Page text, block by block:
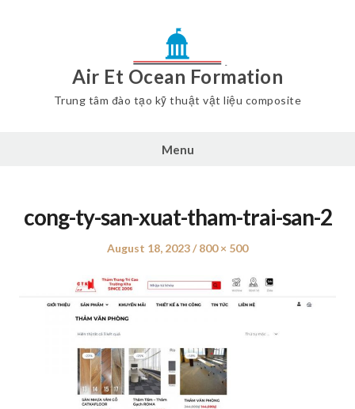
Air Et Ocean Formation
Trung tâm đào tạo kỹ thuật vật liệu composite
Menu
cong-ty-san-xuat-tham-trai-san-2
Posted
August 18, 2023
Full
800 × 500